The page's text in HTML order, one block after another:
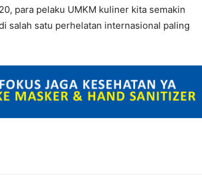
para pelaku UMKM kuliner kita semakin
salah satu perhelatan internasional paling